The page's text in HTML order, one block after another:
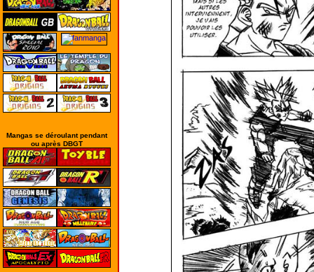
Mangas se déroulant pendant
ou après DBGT